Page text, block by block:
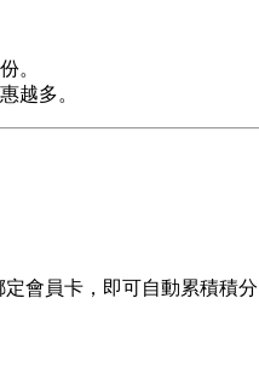
。
越多。
會員卡，即可自動累積積